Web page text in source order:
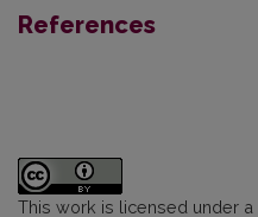
References
This work is licensed under a